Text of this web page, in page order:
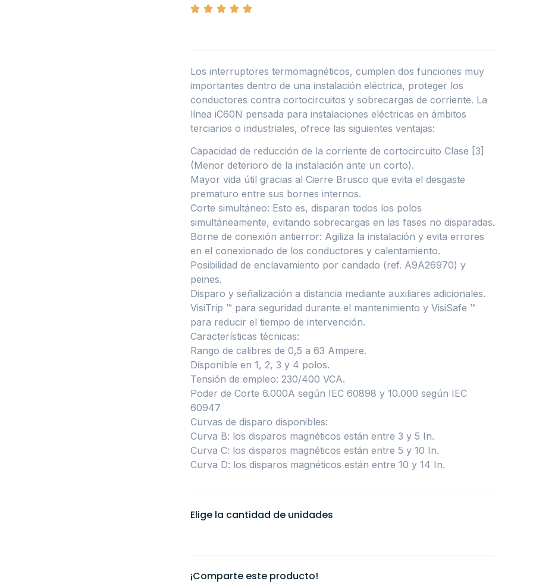
Los interruptores termomagnéticos, cumplen dos funciones muy
importantes dentro de una instalación eléctrica, proteger los
conductores contra cortocircuitos y sobrecargas de corriente. La
línea iC60N pensada para instalaciones eléctricas en ámbitos
terciarios o industriales, ofrece las siguientes ventajas:
Capacidad de reducción de la corriente de cortocircuito Clase [3]
(Menor deterioro de la instalación ante un corto).
Mayor vida útil gracias al Cierre Brusco que evita el desgaste
prematuro entre sus bornes internos.
Corte simultáneo: Esto es, disparan todos los polos
simultáneamente, evitando sobrecargas en las fases no disparadas.
Borne de conexión antierror: Agiliza la instalación y evita errores
en el conexionado de los conductores y calentamiento.
Posibilidad de enclavamiento por candado (ref. A9A26970) y
peines.
Disparo y señalización a distancia mediante auxiliares adicionales.
VisiTrip ™ para seguridad durante el mantenimiento y VisiSafe ™
para reducir el tiempo de intervención.
Características técnicas:
Rango de calibres de 0,5 a 63 Ampere.
Disponible en 1, 2, 3 y 4 polos.
Tensión de empleo: 230/400 VCA.
Poder de Corte 6.000A según IEC 60898 y 10.000 según IEC
60947
Curvas de disparo disponibles:
Curva B: los disparos magnéticos están entre 3 y 5 In.
Curva C: los disparos magnéticos están entre 5 y 10 In.
Curva D: los disparos magnéticos están entre 10 y 14 In.
Elige la cantidad de unidades
¡Comparte este producto!